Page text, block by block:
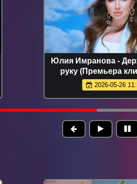
Юлия Имранова -
руку (Премьера
2026-05-26